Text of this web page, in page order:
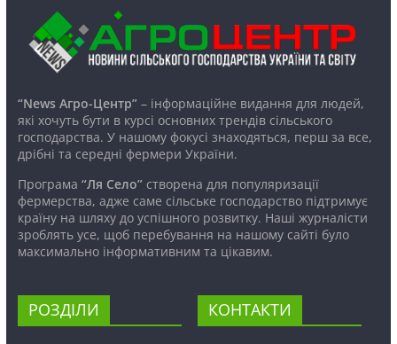
“News Агро-Центр”– інформаційне видання для людей,
які хочуть бути в курсі основних трендів сільського
господарства. У нашому фокусі знаходяться, перш за все,
дрібні та середні фермери України.
Програма “Ля Село”створена для популяризації
фермерства, адже саме сільське господарство підтримує
країну на шляху до успішного розвитку. Наші журналісти
зроблять усе, щоб перебування на нашому сайті було
максимально інформативним та цікавим.
РОЗДІЛИ КОНТАКТИ